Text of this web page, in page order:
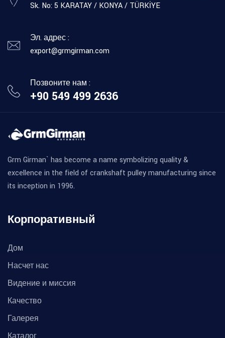
Sk. No: 5 KARATAY / KONYA / TÜRKİYE
Эл. адрес :
export@grmgirman.com
Позвоните нам :
+90 549 499 2636
Grm Girman` has become a name symbolizing quality &
excellence in the field of crankshaft pulley manufacturing since
its inception in 1996.
Корпоративный
Дом
Насчет нас
Видение и миссия
Качество
Галерея